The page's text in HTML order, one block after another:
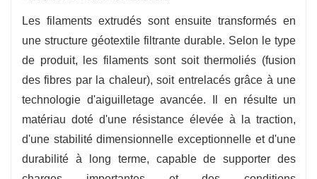
Les filaments extrudés sont ensuite transformés en
une structure géotextile filtrante durable. Selon le type
de produit, les filaments sont soit thermoliés (fusion
des fibres par la chaleur), soit entrelacés grâce à une
technologie d'aiguilletage avancée. Il en résulte un
matériau doté d'une résistance élevée à la traction,
d'une stabilité dimensionnelle exceptionnelle et d'une
durabilité à long terme, capable de supporter des